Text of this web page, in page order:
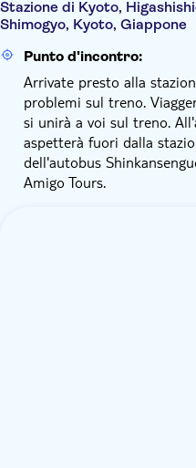
Stazione di Kyoto,
Shimogyo, Kyoto, Giappone
Punto d'incontro:
Arrivate presto alla
problemi sul treno.
si unirà a voi sul treno.
aspetterà fuori dalla
dell'autobus
Amigo Tours.